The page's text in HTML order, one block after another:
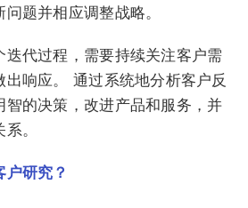
题并相应调整战略。
迭代过程，需要持续关注客户需
响应。 通过系统地分析客户反
智的决策，改进产品和服务，并
。
户研究？